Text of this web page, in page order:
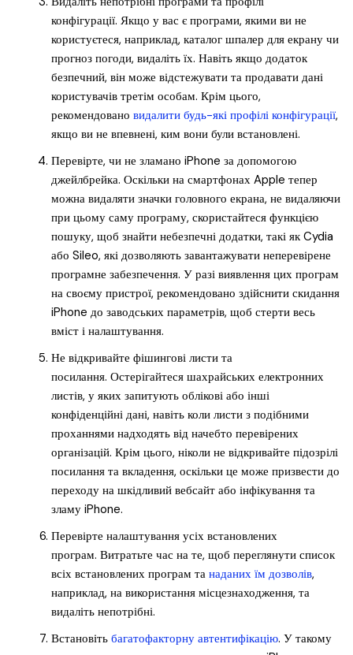
конфігурації. Якщо у вас є програми, якими ви не
користуєтеся, наприклад, каталог шпалер для екрану чи
прогноз погоди, видаліть їх. Навіть якщо додаток
безпечний, він може відстежувати та продавати дані
користувачів третім особам. Крім цього,
рекомендовано видалити будь-які профілі конфігурації,
якщо ви не впевнені, ким вони були встановлені.
Перевірте, чи не зламано iPhone за допомогою
джейлбрейка. Оскільки на смартфонах Apple тепер
можна видаляти значки головного екрана, не видаляючи
при цьому саму програму, скористайтеся функцією
пошуку, щоб знайти небезпечні додатки, такі як Cydia
або Sileo, які дозволяють завантажувати неперевірене
програмне забезпечення. У разі виявлення цих програм
на своєму пристрої, рекомендовано здійснити скидання
iPhone до заводських параметрів, щоб стерти весь
вміст і налаштування.
Не відкривайте фішингові листи та
посилання. Остерігайтеся шахрайських електронних
листів, у яких запитують облікові або інші
конфіденційні дані, навіть коли листи з подібними
проханнями надходять від начебто перевірених
організацій. Крім цього, ніколи не відкривайте підозрілі
посилання та вкладення, оскільки це може призвести до
переходу на шкідливий вебсайт або інфікування та
зламу iPhone.
Перевірте налаштування усіх встановлених
програм. Витратьте час на те, щоб переглянути список
всіх встановлених програм та наданих їм дозволів,
наприклад, на використання місцезнаходження, та
видаліть непотрібні.
Встановіть багатофакторну автентифікацію. У такому